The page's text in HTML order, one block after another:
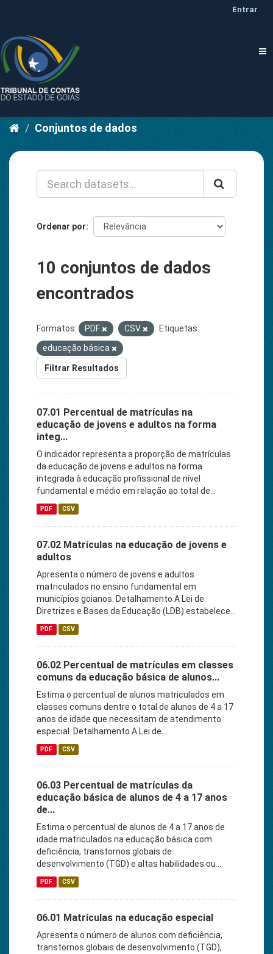
conteúdo
Entrar
Conjuntos de dados
Ordenar por
10 conjuntos de dados
encontrados
Formatos: PDF CSV
Etiquetas:
educação básica
Filtrar Resultados
07.01 Percentual de matrículas na
educação de jovens e adultos na forma
integ...
O indicador representa a proporção de matrículas
da educação de jovens e adultos na forma
integrada à educação profissional de nível
fundamental e médio em relação ao total de...
PDF CSV
07.02 Matrículas na educação de jovens e
adultos
Apresenta o número de jovens e adultos
matriculados no ensino fundamental em
municípios goianos. Detalhamento A Lei de
Diretrizes e Bases da Educação (LDB) estabelece...
PDF CSV
06.02 Percentual de matrículas em classes
comuns da educação básica de alunos...
Estima o percentual de alunos matriculados em
classes comuns dentre o total de alunos de 4 a 17
anos de idade que necessitam de atendimento
especial. Detalhamento A Lei de...
PDF CSV
06.03 Percentual de matrículas da
educação básica de alunos de 4 a 17 anos
de...
Estima o percentual de alunos de 4 a 17 anos de
idade matriculados na educação básica com
deficiência, transtornos globais de
desenvolvimento (TGD) e altas habilidades ou...
PDF CSV
06.01 Matrículas na educação especial
Apresenta o número de alunos com deficiência,
transtornos globais de desenvolvimento (TGD),